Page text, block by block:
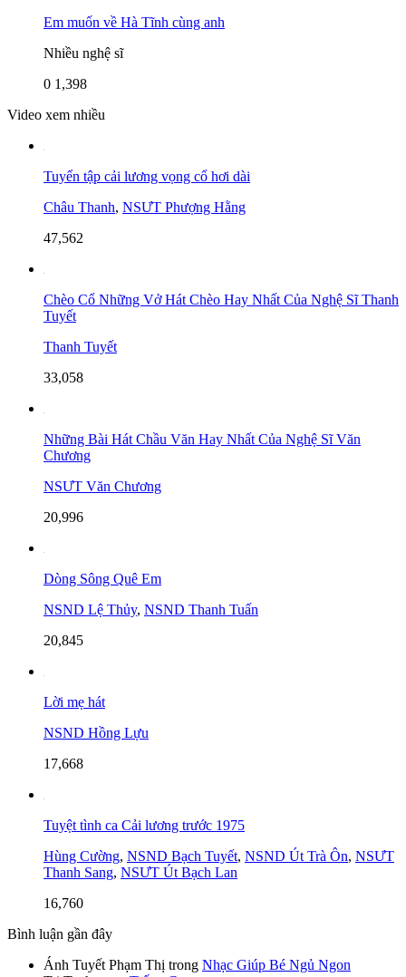
Em muốn về Hà Tĩnh cùng anh
Nhiều nghệ sĩ
0 1,398
Video xem nhiều
Tuyển tập cải lương vọng cổ hơi dài
Châu Thanh, NSƯT Phượng Hằng
47,562
Chèo Cổ Những Vở Hát Chèo Hay Nhất Của Nghệ Sĩ Thanh
Tuyết
Thanh Tuyết
33,058
Những Bài Hát Chầu Văn Hay Nhất Của Nghệ Sĩ Văn
Chương
NSƯT Văn Chương
20,996
Dòng Sông Quê Em
NSND Lệ Thủy, NSND Thanh Tuấn
20,845
Lời mẹ hát
NSND Hồng Lựu
17,668
Tuyệt tình ca Cải lương trước 1975
Hùng Cường, NSND Bạch Tuyết, NSND Út Trà Ôn, NSƯT
Thanh Sang, NSƯT Út Bạch Lan
16,760
Bình luận gần đây
Ánh Tuyết Phạm Thị trong Nhạc Giúp Bé Ngủ Ngon